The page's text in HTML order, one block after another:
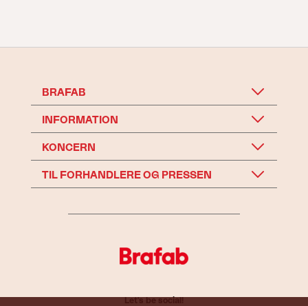
BRAFAB
INFORMATION
KONCERN
TIL FORHANDLERE OG PRESSEN
Let's be social!